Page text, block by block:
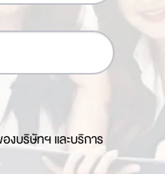
งบริษัทฯ และบริการ